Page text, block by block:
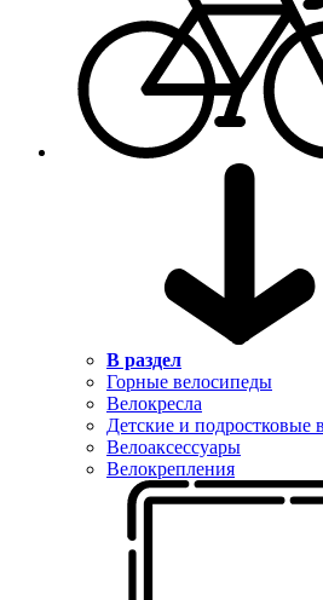
В раздел
Горные велосипеды
Велокресла
Детские и подростковые
Велоаксессуары
Велокрепления